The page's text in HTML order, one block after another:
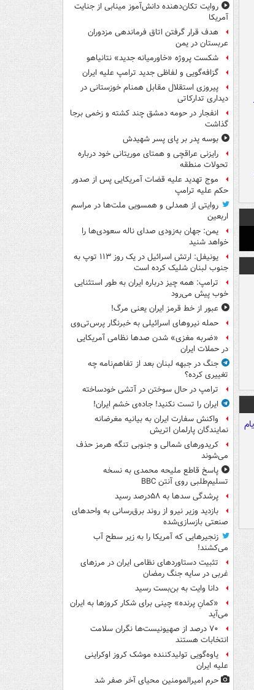
روایت تکان‌دهنده دانش‌آموز مینابی از جنایت
آمریکا
هدف قرار گرفتن اتاق‌ فرماندهی مزدوران
عربستان در یمن
شکست پروژه «خاورمیانه جدید» نتانیاهو
گزافه‌گویی و لفاظی جدید ترامپ علیه ایران
پیروزی استقلال مقابل همنام خوزستانی در
دیداری تدارکاتی
انفجار در حومه دمشق چند کشته و زخمی برجا
گذاشت
بوسه‌ پدر بر پای پسر شهیدش
رایزنی عراقچی و همتای موریتانی خود درباره
تحولات منطقه
موج تهدید علیه قضات آمریکایی پس از صدور
حکم علیه ترامپ
روایتی از همدلی و همسویی ملت‌ها در مراسم
اربعین
یمن: جهان به‌زودی صدای ناله سعودی‌ها را
خواهد شنید
یونیفل: ارتش اسرائیل در یک روز ۱۱۳ توپ به
جنوب لبنان شلیک کرده است
ترامپ: همه چیز درباره ایران به طور استثنایی
خوب پیش می‌رود
عبور از خط قرمز ایران یعنی مرگ!
حمله نیروهای اسرائیلی به خبرنگار پرس‌تی‌وی
«ضربه مغزی» شدن صدها نظامی آمریکایی
در حملات ایران
جنگ در جبهه لبنان بعد از تفاهم‌نامه چه
تغییری کرده؟
ترامپ در حال سوختن در آتشی خودساخته
ایران را تست نکنید! جاده‌ی خشم ایران!
واکنش سفارت ایران به بیانیه مغرضانه
نمایندگان پارلمان اتریش
کریدورهای شمالی و جنوبی تنگه هرمز حذف
می‌شوند
پاسخ قاطع ملیحه محمدی به نسخه
تسلیم‌طلبی روی آنتن BBC
پرشدگی سدها به ۵۸درصد رسید
بازدید وزیر نیرو از روند برق‌رسانی به واحدهای
صنعتی بازسازی‌شده
زنجیرهایی که آمریکا را به زیر سطح آب
می‌کشند!
تثبیت دستاوردهای نظامی ایران در مرزهای
غربی در سایه جنگ رمضان
دانا وایت به بن‌بست رسید
«کمانِ پرنده» چینی برای شکار کروزها به ایران
می‌آید
۷۰ درصد از صهیونیست‌ها نگران سلامت
انتخابات هستند
یاوه‌گویی تولیدکننده موشک کروز اوکراینی
علیه ایران
حرم امیرالمومنین محیای آخر صفر شد